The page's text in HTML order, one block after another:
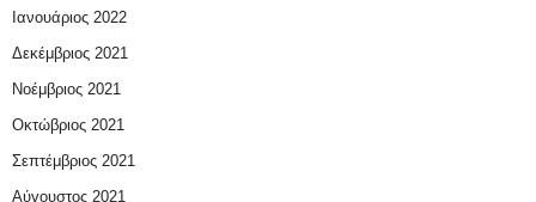
Ιανουάριος 2022
Δεκέμβριος 2021
Νοέμβριος 2021
Οκτώβριος 2021
Σεπτέμβριος 2021
Αύγουστος 2021